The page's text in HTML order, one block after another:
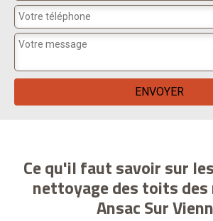
Ce qu'il faut savoir sur
nettoyage des toits des
Ansac Sur